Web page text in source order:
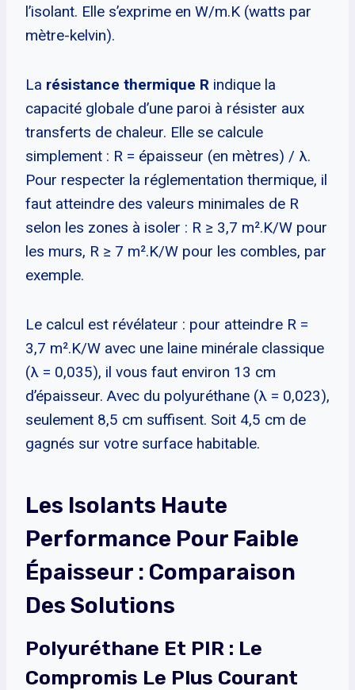
l’isolant. Elle s’exprime en W/m.K (watts par
mètre-kelvin).
La résistance thermique R indique la
capacité globale d’une paroi à résister aux
transferts de chaleur. Elle se calcule
simplement : R = épaisseur (en mètres) / λ.
Pour respecter la réglementation thermique, il
faut atteindre des valeurs minimales de R
selon les zones à isoler : R ≥ 3,7 m².K/W pour
les murs, R ≥ 7 m².K/W pour les combles, par
exemple.
Le calcul est révélateur : pour atteindre R =
3,7 m².K/W avec une laine minérale classique
(λ = 0,035), il vous faut environ 13 cm
d’épaisseur. Avec du polyuréthane (λ = 0,023),
seulement 8,5 cm suffisent. Soit 4,5 cm de
gagnés sur votre surface habitable.
Les Isolants Haute
Performance Pour Faible
Épaisseur : Comparaison
Des Solutions
Polyuréthane Et PIR : Le
Compromis Le Plus Courant